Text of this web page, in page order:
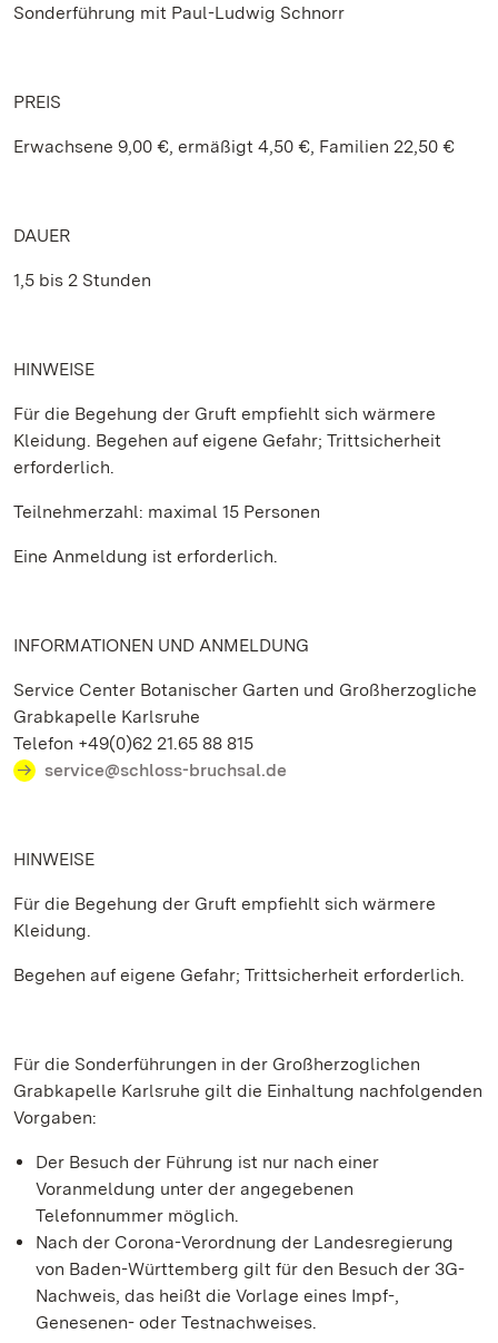
Sonderführung mit Paul-Ludwig Schnorr
PREIS
Erwachsene 9,00 €, ermäßigt 4,50 €, Familien 22,50 €
DAUER
1,5 bis 2 Stunden
HINWEISE
Für die Begehung der Gruft empfiehlt sich wärmere
Kleidung. Begehen auf eigene Gefahr; Trittsicherheit
erforderlich.
Teilnehmerzahl: maximal 15 Personen
Eine Anmeldung ist erforderlich.
INFORMATIONEN UND ANMELDUNG
Service Center Botanischer Garten und Großherzogliche
Grabkapelle Karlsruhe
Telefon +49(0)62 21.65 88 815
service@schloss-bruchsal.de
HINWEISE
Für die Begehung der Gruft empfiehlt sich wärmere
Kleidung.
Begehen auf eigene Gefahr; Trittsicherheit erforderlich.
Für die Sonderführungen in der Großherzoglichen
Grabkapelle Karlsruhe gilt die Einhaltung nachfolgenden
Vorgaben:
Der Besuch der Führung ist nur nach einer
Voranmeldung unter der angegebenen
Telefonnummer möglich.
Nach der Corona-Verordnung der Landesregierung
von Baden-Württemberg gilt für den Besuch der 3G-
Nachweis, das heißt die Vorlage eines Impf-,
Genesenen- oder Testnachweises.